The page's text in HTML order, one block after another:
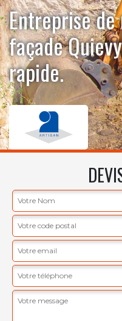
Entreprise
façade
rapide.